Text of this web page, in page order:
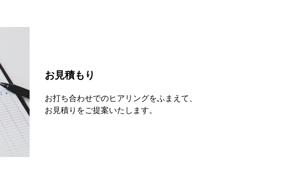
お見積もり
お打ち合わせでのヒアリングをふまえて、
お見積りをご提案いたします。